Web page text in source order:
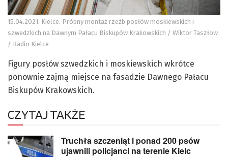
15.04.2021. Kielce. Próbny montaż rzeźb posłów moskiewskich i
szwedzkich na Dawnym Pałacu Biskupów Krakowskich / Wiktor Taszłow
/ Radio Kielce
Figury posłów szwedzkich i moskiewskich wkrótce
ponownie zajmą miejsce na fasadzie Dawnego Pałacu
Biskupów Krakowskich.
CZYTAJ TAKŻE
Truchła szczeniąt i ponad 200 psów
ujawnili policjanci na terenie Kielc